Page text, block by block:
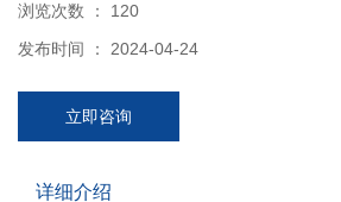
浏览次数 ： 120
发布时间 ： 2024-04-24
立即咨询
详细介绍